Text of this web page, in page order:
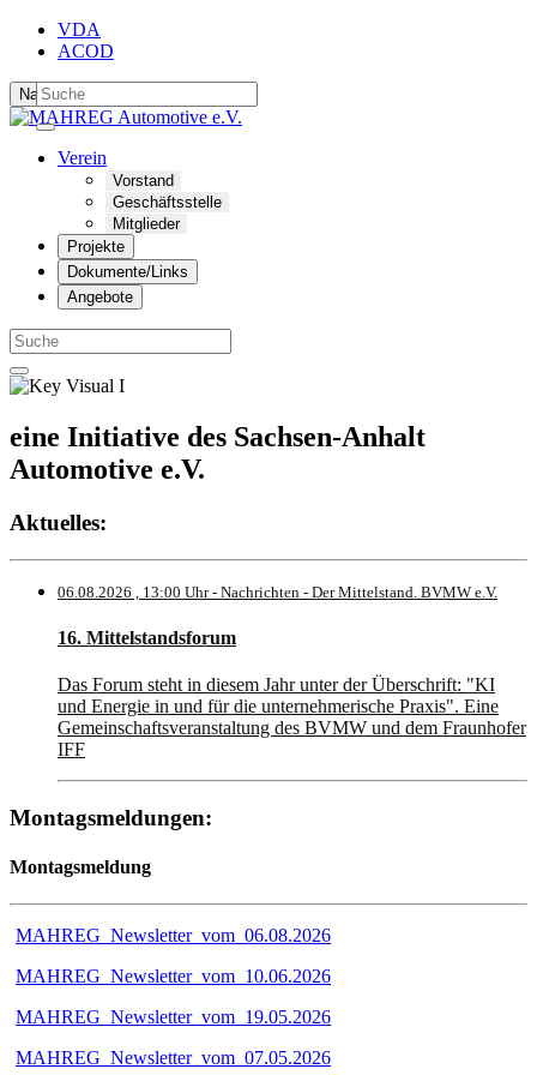
VDA
ACOD
Navigation ein-/ausblenden
Verein
Vorstand
Geschäftsstelle
Mitglieder
Projekte
Dokumente/Links
Angebote
eine Initiative des Sachsen-Anhalt
Automotive e.V.
Aktuelles:
06.08.2026 , 13:00 Uhr - Nachrichten - Der Mittelstand. BVMW e.V.
16. Mittelstandsforum
Das Forum steht in diesem Jahr unter der Überschrift: "KI
und Energie in und für die unternehmerische Praxis". Eine
Gemeinschaftsveranstaltung des BVMW und dem Fraunhofer
IFF
Montagsmeldungen:
Montagsmeldung
MAHREG_Newsletter_vom_06.08.2026
MAHREG_Newsletter_vom_10.06.2026
MAHREG_Newsletter_vom_19.05.2026
MAHREG_Newsletter_vom_07.05.2026